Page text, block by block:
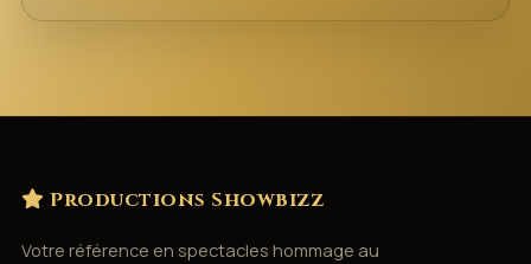
Productions Showbizz
Votre référence en spectacles hommage au